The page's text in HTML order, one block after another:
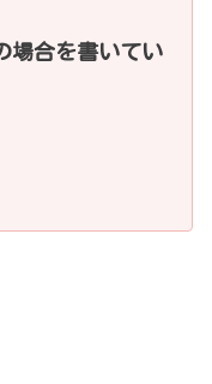
場合を書いてい